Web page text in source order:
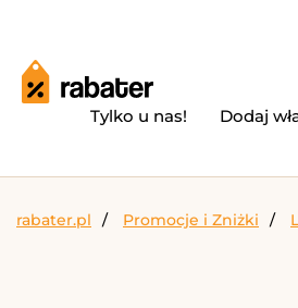
Tylko u nas! Dodaj
rabater.pl Promocje i Zniżki